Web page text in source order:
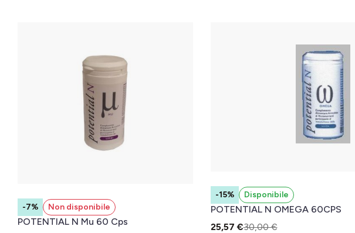
-7% Non disponibile
POTENTIAL N Mu 60 Cps
-15% Disponibile
POTENTIAL N OMEGA 60CPS
25,57 €30,00 €